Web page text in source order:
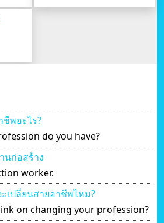
พอะไร?
do you have?
นก่อสร้าง
worker.
ปลี่ยนสายอาชีพไหม?
on changing your profession?